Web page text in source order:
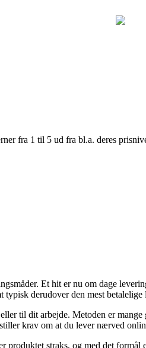
fra 1 til 5 ud fra bl.a. deres
Et hit er nu om dage
derudover den mest
til dit arbejde. Metoden er
krav om at du lever nærved
straks, og med det